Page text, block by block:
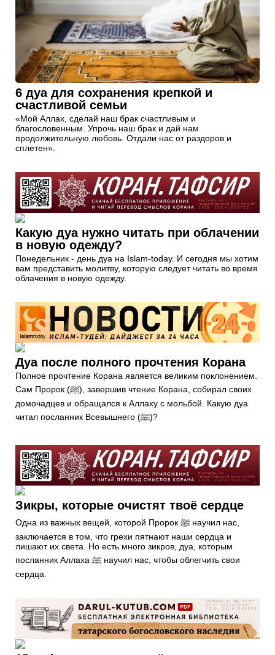
6 дуа для сохранения крепкой и
счастливой семьи
«Мой Аллах, сделай наш брак счастливым и
благословенным. Упрочь наш брак и дай нам
продолжительную любовь. Отдали нас от раздоров и
сплетен».
Какую дуа нужно читать при облачении
в новую одежду?
Понедельник - день дуа на Islam-today. И сегодня мы хотим
вам представить молитву, которую следует читать во время
облачения в новую одежду.
Дуа после полного прочтения Корана
Полное прочтение Корана является великим поклонением.
Сам Пророк (ﷺ), завершив чтение Корана, собирал своих
домочадцев и обращался к Аллаху с мольбой. Какую дуа
читал посланник Всевышнего (ﷺ)?
Зикры, которые очистят твоё сердце
Одна из важных вещей, которой Пророк ﷺ научил нас,
заключается в том, что грехи пятнают наши сердца и
лишают их света. Но есть много зикров, дуа, которым
посланник Аллаха ﷺ научил нас, чтобы облегчить свои
сердца.